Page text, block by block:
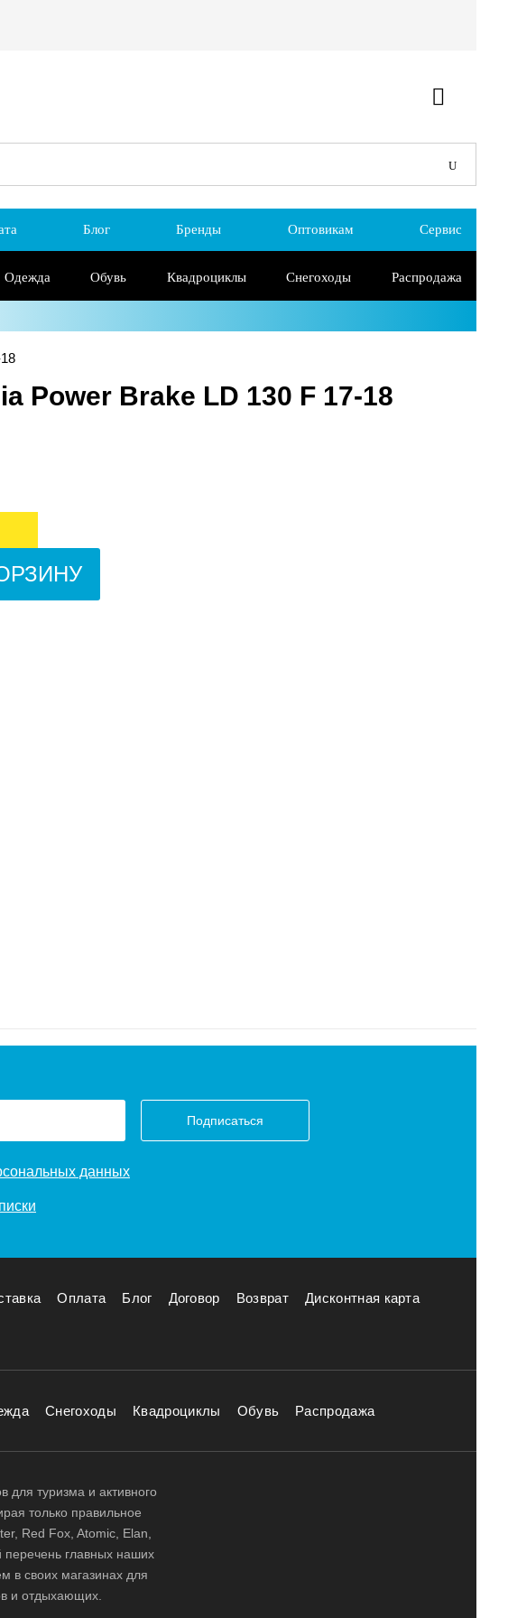
Блог Бренды Оптовикам Сервис
Одежда Обувь Квадроциклы Снегоходы Распродажа
Power Brake LD 130 F 17-18
Подписаться
данных
Оплата Блог Договор Возврат Дисконтная карта
Снегоходы Квадроциклы Обувь Распродажа
для туризма и активного
только правильное
Red Fox, Atomic, Elan,
главных наших
в своих магазинах для
и отдыхающих.